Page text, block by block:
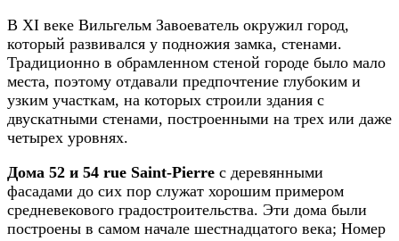
В XI веке Вильгельм Завоеватель окружил город,
который развивался у подножия замка, стенами.
Традиционно в обрамленном стеной городе было мало
места, поэтому отдавали предпочтение глубоким и
узким участкам, на которых строили здания с
двускатными стенами, построенными на трех или даже
четырех уровнях.
Дома 52 и 54 rue Saint-Pierre с деревянными
фасадами до сих пор служат хорошим примером
средневекового градостроительства. Эти дома были
построены в самом начале шестнадцатого века; Номер